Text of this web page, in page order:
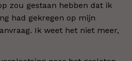
zou gestaan hebben dat ik
had gekregen op mijn
Ik weet het niet meer,